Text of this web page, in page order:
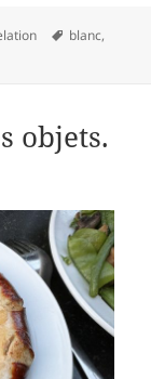
Mots-
blanc,
objets.